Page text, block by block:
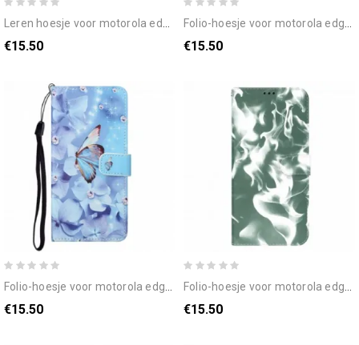
leren hoesje voor motorola edge 20 met ketting thong vlinders en bloemen
€15.50
folio-hoesje voor motorola edge 20 met ketting maanband bloemen
€15.50
folio-hoesje voor motorola edge 20 met ketting vlinders met diamanten band
€15.50
folio-hoesje voor motorola edge 20 abstract patroon
€15.50